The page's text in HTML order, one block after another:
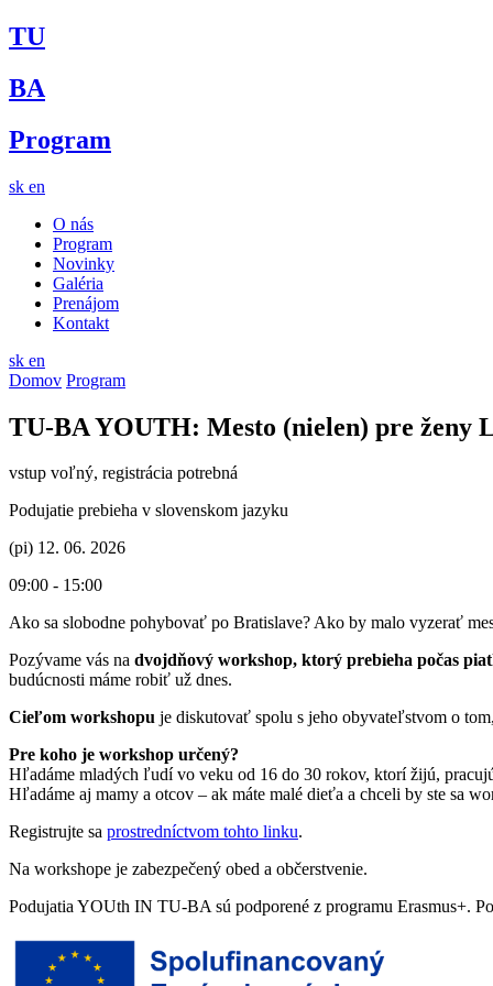
TU
BA
Program
sk en
O nás
Program
Novinky
Galéria
Prenájom
Kontakt
sk en
Domov Program
TU-BA YOUTH: Mesto (nielen) pre ženy
vstup voľný, registrácia potrebná
Podujatie prebieha v slovenskom jazyku
(pi) 12. 06. 2026
09:00 - 15:00
Ako sa slobodne pohybovať po Bratislave? Ako by malo vyzerať
Pozývame vás na dvojdňový workshop, ktorý prebieha počas
budúcnosti máme robiť už dnes.
Cieľom workshopu je diskutovať spolu s jeho obyvateľstvom o
Pre koho je workshop určený?
Hľadáme mladých ľudí vo veku od 16 do 30 rokov, ktorí žijú,
Hľadáme aj mamy a otcov – ak máte malé dieťa a chceli by ste sa
Registrujte sa prostredníctvom tohto linku.
Na workshope je zabezpečený obed a občerstvenie.
Podujatia YOUth IN TU-BA sú podporené z programu Erasmus+.